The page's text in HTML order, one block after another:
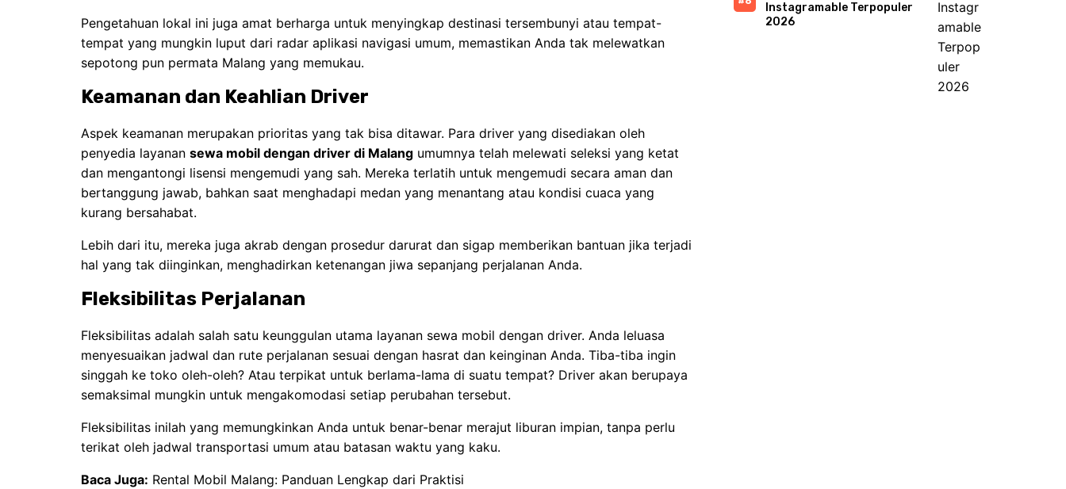
Pengetahuan lokal ini juga amat berharga untuk menyingkap destinasi tersembunyi atau tempat-
tempat yang mungkin luput dari radar aplikasi navigasi umum, memastikan Anda tak melewatkan
sepotong pun permata Malang yang memukau.
Keamanan dan Keahlian Driver
Aspek keamanan merupakan prioritas yang tak bisa ditawar. Para driver yang disediakan oleh
penyedia layanan sewa mobil dengan driver di Malang umumnya telah melewati seleksi yang ketat
dan mengantongi lisensi mengemudi yang sah. Mereka terlatih untuk mengemudi secara aman dan
bertanggung jawab, bahkan saat menghadapi medan yang menantang atau kondisi cuaca yang
kurang bersahabat.
Lebih dari itu, mereka juga akrab dengan prosedur darurat dan sigap memberikan bantuan jika terjadi
hal yang tak diinginkan, menghadirkan ketenangan jiwa sepanjang perjalanan Anda.
Fleksibilitas Perjalanan
Fleksibilitas adalah salah satu keunggulan utama layanan sewa mobil dengan driver. Anda leluasa
menyesuaikan jadwal dan rute perjalanan sesuai dengan hasrat dan keinginan Anda. Tiba-tiba ingin
singgah ke toko oleh-oleh? Atau terpikat untuk berlama-lama di suatu tempat? Driver akan berupaya
semaksimal mungkin untuk mengakomodasi setiap perubahan tersebut.
Fleksibilitas inilah yang memungkinkan Anda untuk benar-benar merajut liburan impian, tanpa perlu
terikat oleh jadwal transportasi umum atau batasan waktu yang kaku.
Baca Juga: Rental Mobil Malang: Panduan Lengkap dari Praktisi
Instagramable Terpopuler
2026